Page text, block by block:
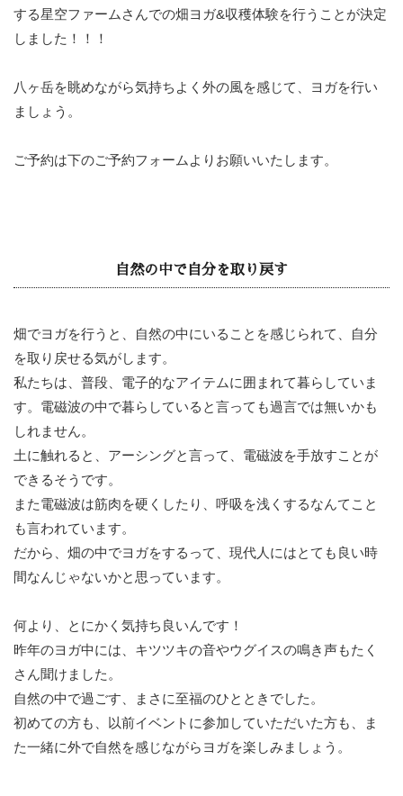
する星空ファームさんでの畑ヨガ&収穫体験を行うことが決定
しました！！！
八ヶ岳を眺めながら気持ちよく外の風を感じて、ヨガを行い
ましょう。
ご予約は下のご予約フォームよりお願いいたします。
自然の中で自分を取り戻す
畑でヨガを行うと、自然の中にいることを感じられて、自分
を取り戻せる気がします。
私たちは、普段、電子的なアイテムに囲まれて暮らしていま
す。電磁波の中で暮らしていると言っても過言では無いかも
しれません。
土に触れると、アーシングと言って、電磁波を手放すことが
できるそうです。
また電磁波は筋肉を硬くしたり、呼吸を浅くするなんてこと
も言われています。
だから、畑の中でヨガをするって、現代人にはとても良い時
間なんじゃないかと思っています。
何より、とにかく気持ち良いんです！
昨年のヨガ中には、キツツキの音やウグイスの鳴き声もたく
さん聞けました。
自然の中で過ごす、まさに至福のひとときでした。
初めての方も、以前イベントに参加していただいた方も、ま
た一緒に外で自然を感じながらヨガを楽しみましょう。